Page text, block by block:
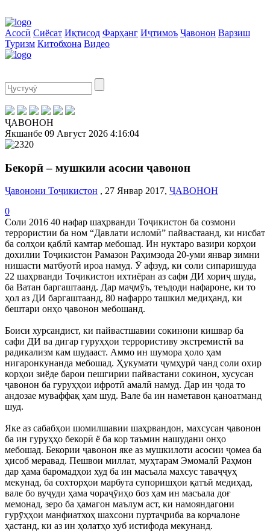
Асосӣ Сиёсат Иқтисод Фарҳанг Иҷтимоъ Ҷавонон Варзиш
Туризм Китобхона Видео
ҶАВОНОН
Якшанбе 09 Август 2026 4:16:04
Бекорӣ – мушкили асосии ҷавонон
Ҷавонони Тоҷикистон , 27 Январ 2017, ҶАВОНОН
0
Соли 2016 40 нафар шаҳрванди Тоҷикистон ба созмони
террористии ба ном “Давлати исломӣ” пайвастаанд, ки нисбат
ба солҳои қаблӣ камтар мебошад. Ин нуктаро вазири корҳои
дохилии Тоҷикистон Рамазон Раҳимзода 20-уми январ зимни
нишасти матбуотӣ ироа намуд. Ӯ афзуд, ки соли сипаришуда
22 шаҳрванди Тоҷикистон ихтиёран аз сафи ДИ хориҷ шуда,
ба Ватан баргаштаанд. Дар маҷмӯъ, теъдоди нафароне, ки то
ҳол аз ДИ баргаштаанд, 80 нафарро ташкил медиҳанд, ки
бештари онҳо ҷавонон мебошанд.
Боиси хурсандист, ки пайвастшавии сокинони кишвар ба
сафи ДИ ва дигар гуруҳҳои террористиву экстремистӣ ва
радикализм кам шудааст. Аммо ин шумора ҳоло ҳам
нигаронкунанда мебошад. Ҳукумати ҷумҳурӣ чанд соли охир
корҳои зиёде барои пешгирии пайвастани сокинон, хусусан
ҷавонон ба гуруҳҳои ифротӣ амалӣ намуд. Дар ин ҷода то
андозае муваффақ ҳам шуд. Вале ба ин наметавон қаноатманд
шуд.
Яке аз сабабҳои шомилшавии шаҳрвандон, махсусан ҷавонон
ба ин гуруҳҳо бекорӣ ё ба кор таъмин нашудани онҳо
мебошад. Бекории ҷавонон яке аз мушкилоти асосии ҷомеа ба
ҳисоб меравад. Пешвои миллат, муҳтарам Эмомалӣ Раҳмон
дар ҳама баромадҳои худ ба ин масъала махсус таваҷҷуҳ
мекунад, ба сохторҳои марбута супоришҳои қатъӣ медиҳад,
вале бо вуҷуди ҳама чораҷӯиҳо боз ҳам ин масъала доғ
мемонад, зеро ба ҳамагон маълум аст, ки намояндагони
гурӯҳҳои манфиатхоҳ шахсони пуртаҷриба ва корчалоне
ҳастанд, ки аз ин ҳолатҳо хуб истифода мекунанд.